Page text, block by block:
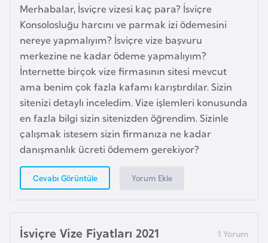
Merhabalar, İsviçre vizesi kaç para? İsviçre
Konsolosluğu harcını ve parmak izi ödemesini
nereye yapmalıyım? İsviçre vize başvuru
merkezine ne kadar ödeme yapmalıyım?
İnternette birçok vize firmasının sitesi mevcut
ama benim çok fazla kafamı karıştırdılar. Sizin
sitenizi detaylı inceledim. Vize işlemleri konusunda
en fazla bilgi sizin sitenizden öğrendim. Sizinle
çalışmak istesem sizin firmanıza ne kadar
danışmanlık ücreti ödemem gerekiyor?
Cevabı Görüntüle Yorum Ekle
İsviçre Vize Fiyatları 2021
G
a
b
o
n
G
a
m
b
i
y
a